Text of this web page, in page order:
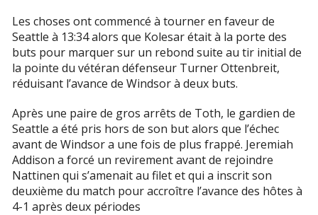
Les choses ont commencé à tourner en faveur de
Seattle à 13:34 alors que Kolesar était à la porte des
buts pour marquer sur un rebond suite au tir initial de
la pointe du vétéran défenseur Turner Ottenbreit,
réduisant l’avance de Windsor à deux buts.
Après une paire de gros arrêts de Toth, le gardien de
Seattle a été pris hors de son but alors que l’échec
avant de Windsor a une fois de plus frappé. Jeremiah
Addison a forcé un revirement avant de rejoindre
Nattinen qui s’amenait au filet et qui a inscrit son
deuxième du match pour accroître l’avance des hôtes à
4-1 après deux périodes